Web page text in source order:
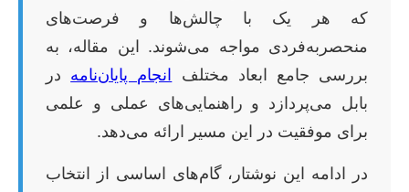
که هر یک با چالش‌ها و فرصت‌های
منحصربه‌فردی مواجه می‌شوند. این مقاله، به
بررسی جامع ابعاد مختلف
انجام پایان‌نامه در
بابل می‌پردازد و راهنمایی‌های عملی و علمی
برای موفقیت در این مسیر ارائه می‌دهد.
در ادامه این نوشتار، گام‌های اساسی از انتخاب